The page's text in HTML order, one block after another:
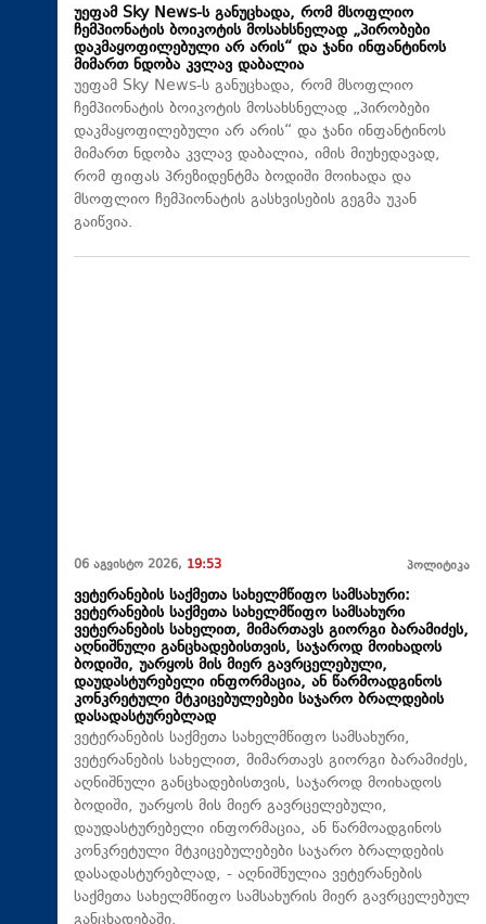
უეფამ Sky News-ს განუცხადა, რომ მსოფლიო
ჩემპიონატის ბოიკოტის მოსახსნელად „პირობები
დაკმაყოფილებული არ არის“ და ჯანი ინფანტინოს
მიმართ ნდობა კვლავ დაბალია
უეფამ Sky News-ს განუცხადა, რომ მსოფლიო
ჩემპიონატის ბოიკოტის მოსახსნელად „პირობები
დაკმაყოფილებული არ არის“ და ჯანი ინფანტინოს
მიმართ ნდობა კვლავ დაბალია, იმის მიუხედავად,
რომ ფიფას პრეზიდენტმა ბოდიში მოიხადა და
მსოფლიო ჩემპიონატის გასხვისების გეგმა უკან
გაიწვია.
06 აგვისტო 2026, 19:53 პოლიტიკა
ვეტერანების საქმეთა სახელმწიფო სამსახური:
ვეტერანების საქმეთა სახელმწიფო სამსახური
ვეტერანების სახელით, მიმართავს გიორგი ბარამიძეს,
აღნიშნული განცხადებისთვის, საჯაროდ მოიხადოს
ბოდიში, უარყოს მის მიერ გავრცელებული,
დაუდასტურებელი ინფორმაცია, ან წარმოადგინოს
კონკრეტული მტკიცებულებები საჯარო ბრალდების
დასადასტურებლად
ვეტერანების საქმეთა სახელმწიფო სამსახური,
ვეტერანების სახელით, მიმართავს გიორგი ბარამიძეს,
აღნიშნული განცხადებისთვის, საჯაროდ მოიხადოს
ბოდიში, უარყოს მის მიერ გავრცელებული,
დაუდასტურებელი ინფორმაცია, ან წარმოადგინოს
კონკრეტული მტკიცებულებები საჯარო ბრალდების
დასადასტურებლად, - აღნიშნულია ვეტერანების
საქმეთა სახელმწიფო სამსახურის მიერ გავრცელებულ